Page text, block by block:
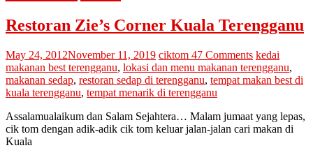
Restoran Zie’s Corner Kuala Terengganu
May 24, 2012November 11, 2019 ciktom 47 Comments kedai
makanan best terengganu, lokasi dan menu makanan terengganu,
makanan sedap, restoran sedap di terengganu, tempat makan best di
kuala terengganu, tempat menarik di terengganu
Assalamualaikum dan Salam Sejahtera… Malam jumaat yang lepas,
cik tom dengan adik-adik cik tom keluar jalan-jalan cari makan di
Kuala